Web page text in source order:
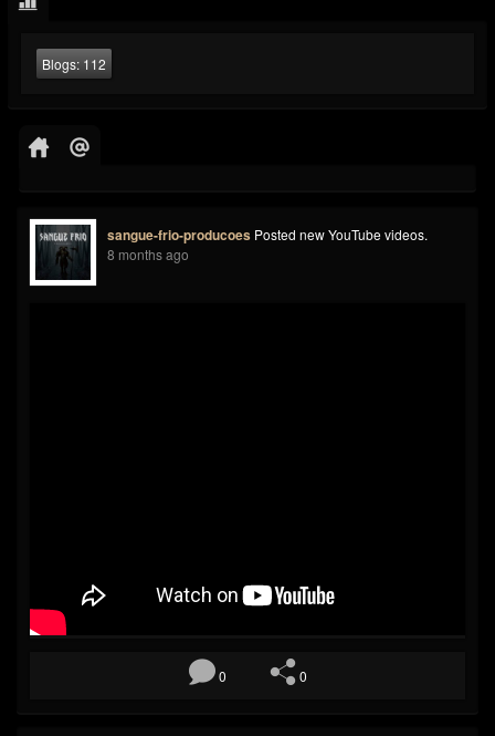
Blogs: 112
sangue-frio-producoes Posted new YouTube videos.
8 months ago
0 0